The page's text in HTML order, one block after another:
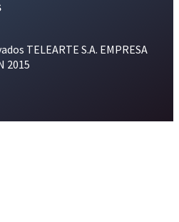
TELEARTE S.A. EMPRESA
2015